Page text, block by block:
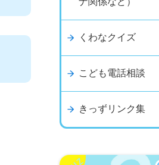
くわなクイズ
こども電話相談
きっずリンク集